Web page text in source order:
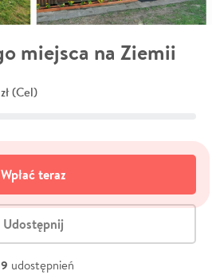
miejsca na Ziemii
(Cel)
Wpłać teraz
Udostępnij
udostępnień